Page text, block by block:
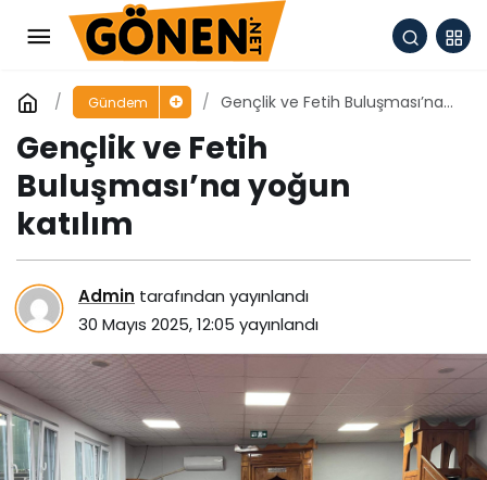
Gündem
Gençlik ve Fetih Buluşması’na
Gençlik ve Fetih
Buluşması’na yoğun
katılım
Admin tarafından yayınlandı
30 Mayıs 2025, 12:05 yayınlandı